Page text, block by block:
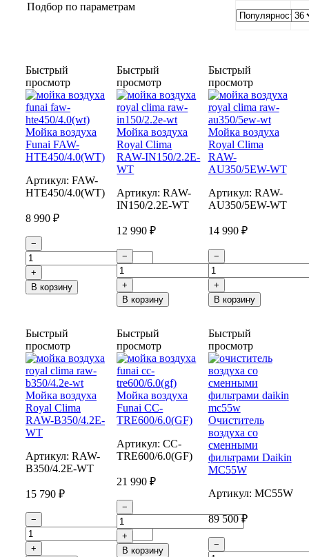
Подбор по параметрам
Быстрый
просмотр
Мойка воздуха
Funai FAW-
HTE450/4.0(WT)
Артикул: FAW-
HTE450/4.0(WT)
8 990 ₽
−
+
В корзину
Быстрый
просмотр
Мойка воздуха
Royal Clima
RAW-IN150/2.2E-
WT
Артикул:RAW-
IN150/2.2E-WT
12 990 ₽
−
+
В корзину
Быстрый
просмотр
Мойка воздуха
Royal Clima
RAW-
AU350/5EW-WT
Артикул: RAW-
AU350/5EW-WT
14 990 ₽
−
+
В корзину
Быстрый
просмотр
Мойка воздуха
Royal Clima
RAW-B350/4.2E-
WT
Артикул: RAW-
B350/4.2E-WT
15 790 ₽
−
+
Быстрый
просмотр
Мойка воздуха
Funai CC-
TRE600/6.0(GF)
Артикул:CC-
TRE600/6.0(GF)
21 990 ₽
−
+
В корзину
Быстрый
просмотр
Очиститель
воздуха со
сменными
фильтрами Daikin
MC55W
Артикул: MC55W
89 500 ₽
−